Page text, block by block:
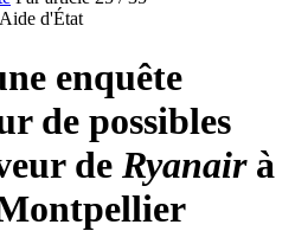
Aide d'État
enquête
de possibles
de Ryanairà